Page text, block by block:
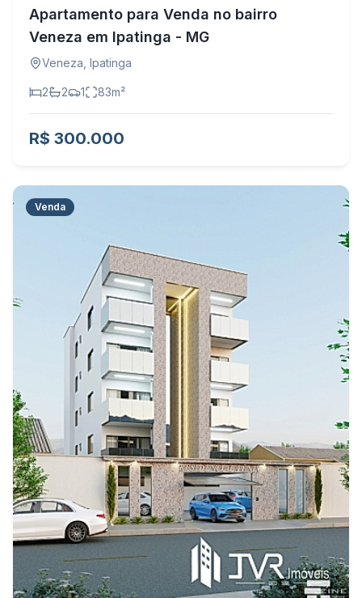
Apartamento para Venda no bairro
Veneza em Ipatinga - MG
Veneza Ipatinga
2 2 1 83m²
R$ 300.000
Venda